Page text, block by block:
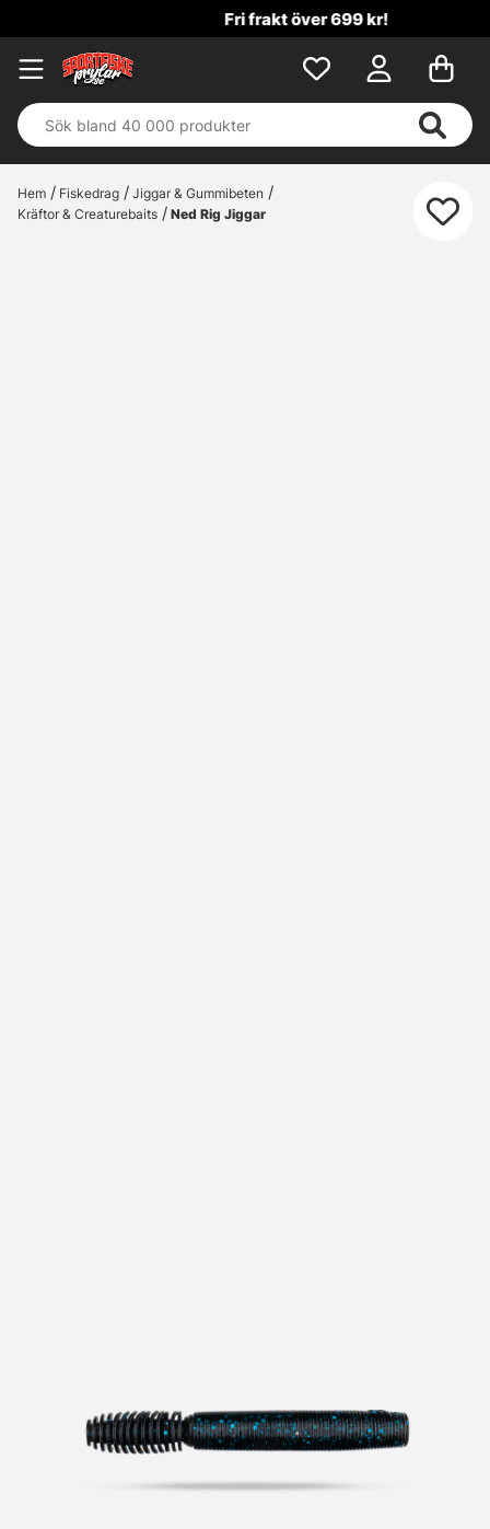
Fri frakt över 699 kr!
Hem Fiskedrag
Jiggar & Gummibeten
Kräftor & Creaturebaits
Ned Rig Jiggar